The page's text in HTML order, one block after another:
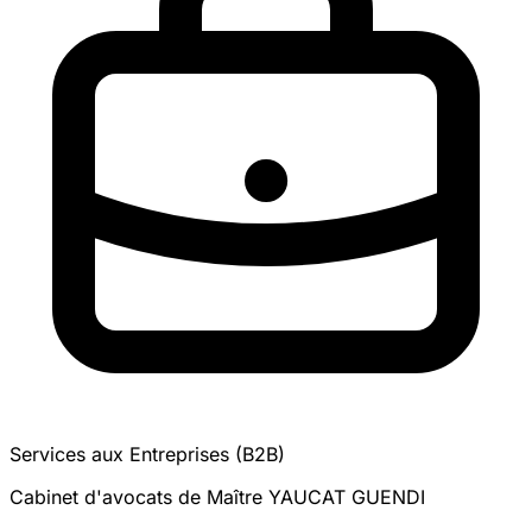
Services aux Entreprises (B2B)
Cabinet d'avocats de Maître YAUCAT GUENDI